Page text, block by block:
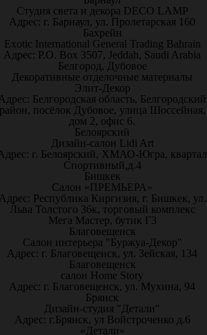
Студия света и декора DECO LAMP
Адрес: г. Барнаул, ул. Пролетарская 160
Бахрейн
Exotic International General Trading Bahrain
Адрес: P.O. Box 3507, Jeddah, Saudi Arabia
Белгород, Дубовое
Декоративные отделочные материалы
Элит-Декор
Белгородская область, Белгородский
посёлок Дубовое, улица Шоссейная,
дом 2, офис 6.
Белоярский
Дизайн-салон Lidi Art
г. Белоярский, ХМАО-Югра, квартал
Спортивный,д.4
Бишкек
Салон «ПРЕМЬЕРА»
Республика Киргизия, г. Бишкек, ул.
Льва Толстого 36к, торговый комплекс
Мега Мастер, бутик Г3
Благовещенск
Салон интерьера "Буржуа-Декор"
Адрес: г. Благовещенск, ул. Зейская, 134
Благовещенск
салон Home Story
Адрес: г. Благовещенск, ул. Мухина, 94
Брянск
Дизайн-студия "Детали"
Адрес: г.Брянск, ул Войстроченко д.6
«Детали»